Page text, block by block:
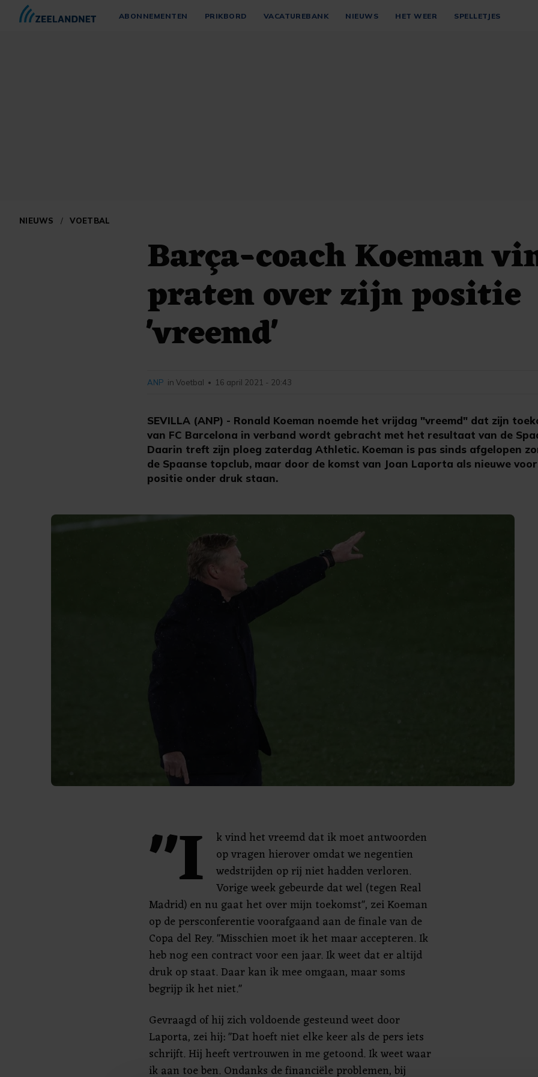
ABONNEMENTEN PRIKBORD VACATUREBANK NIEUWS HET WEER SPELLETJES
NIEUWS / VOETBAL
Barça-coach Koeman
praten over zijn positie
'vreemd'
SEVILLA (ANP) - Ronald Koeman noemde het vrijdag "vreemd" dat zijn
van FC Barcelona in verband wordt gebracht met het resultaat van de
Daarin treft zijn ploeg zaterdag Athletic. Koeman is pas sinds afgelopen
de Spaanse topclub, maar door de komst van Joan Laporta als nieuwe
positie onder druk staan.
ANP in Voetbal • 16 april 2021 - 20:43
"I
k vind het vreemd dat ik moet antwoorden
op vragen hierover omdat we negentien
wedstrijden op rij niet hadden verloren.
Vorige week gebeurde dat wel (tegen Real
Madrid) en nu gaat het over mijn toekomst", zei Koeman
op de persconferentie voorafgaand aan de finale van de
Copa del Rey. "Misschien moet ik het maar accepteren. Ik
heb nog een contract voor een jaar. Ik weet dat er altijd
druk op staat. Daar kan ik mee omgaan, maar soms
begrijp ik het niet."
Gevraagd of hij zich voldoende gesteund weet door
Laporta, zei hij: "Dat hoeft niet elke keer als de pers iets
schrijft. Hij heeft vertrouwen in me getoond. Ik weet waar
ik aan toe ben. Ondanks de financiële problemen, bij